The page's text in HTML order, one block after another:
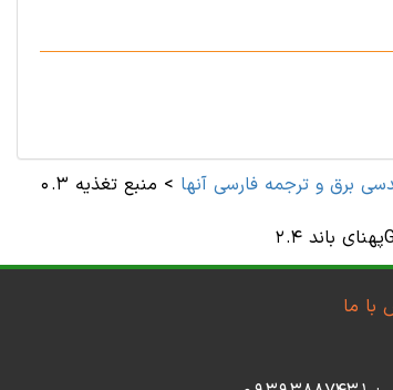
برق و ترجمه فارسی آنها >
منبع تغذیه 0.3 V با
ما